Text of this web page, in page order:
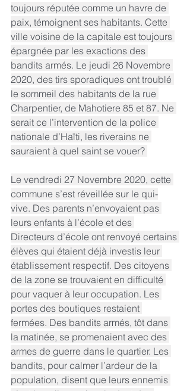
toujours réputée comme un havre de
paix, témoignent ses habitants. Cette
ville voisine de la capitale est toujours
épargnée par les exactions des
bandits armés. Le jeudi 26 Novembre
2020, des tirs sporadiques ont troublé
le sommeil des habitants de la rue
Charpentier, de Mahotiere 85 et 87. Ne
serait ce l’intervention de la police
nationale d’Haïti, les riverains ne
sauraient à quel saint se vouer?
Le vendredi 27 Novembre 2020, cette
commune s’est réveillée sur le qui-
vive. Des parents n’envoyaient pas
leurs enfants à l’école et des
Directeurs d’école ont renvoyé certains
élèves qui étaient déjà investis leur
établissement respectif. Des citoyens
de la zone se trouvaient en difficulté
pour vaquer à leur occupation. Les
portes des boutiques restaient
fermées. Des bandits armés, tôt dans
la matinée, se promenaient avec des
armes de guerre dans le quartier. Les
bandits, pour calmer l’ardeur de la
population, disent que leurs ennemis